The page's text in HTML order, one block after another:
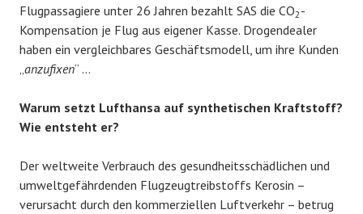
Flugpassagiere unter 26 Jahren bezahlt SAS die CO2 -
Kompensation je Flug aus eigener Kasse. Drogendealer
haben ein vergleichbares Geschäftsmodell, um ihre Kunden
anzufixen“ …
Warum setzt Lufthansa auf synthetischen Kraftstoff?
Wie entsteht er?
Der weltweite Verbrauch des gesundheitsschädlichen und
umweltgefährdenden Flugzeugtreibstoffs Kerosin –
verursacht durch den kommerziellen Luftverkehr – betrug